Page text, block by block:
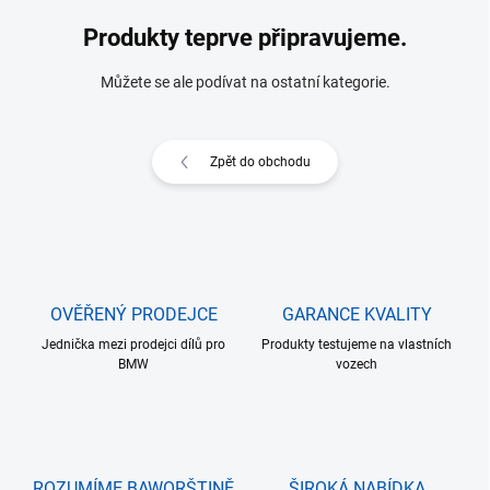
Produkty teprve připravujeme.
Můžete se ale podívat na ostatní kategorie.
Zpět do obchodu
OVĚŘENÝ PRODEJCE
Jednička mezi prodejci dílů pro
BMW
GARANCE KVALITY
Produkty testujeme na vlastních
vozech